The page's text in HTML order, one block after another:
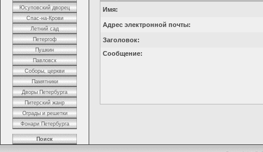
Юсуповский дворец
Спас-на-Крови
Летний сад
Петергоф
Пушкин
Павловск
Соборы, церкви
Памятники
Дворы Петербурга
Питерский жанр
Ограды и решетки
Фонари Петербурга
Поиск
Имя:
Адрес электронной почты:
Заголовок:
Сообщение: